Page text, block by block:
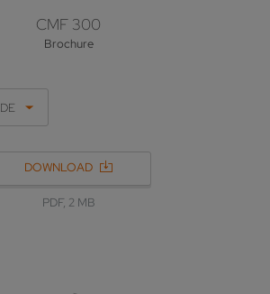
CMF 300
Brochure
DE
DOWNLOAD
PDF, 2 MB